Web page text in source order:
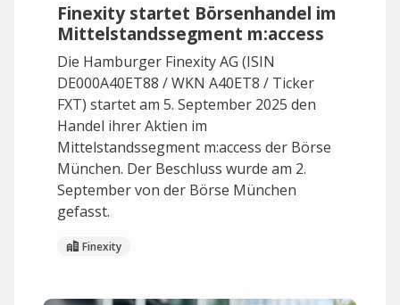
Finexity startet Börsenhandel im
Mittelstandssegment m:access
Die Hamburger Finexity AG (ISIN
DE000A40ET88 / WKN A40ET8 / Ticker
FXT) startet am 5. September 2025 den
Handel ihrer Aktien im
Mittelstandssegment m:access der Börse
München. Der Beschluss wurde am 2.
September von der Börse München
gefasst.
Finexity